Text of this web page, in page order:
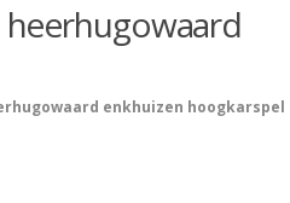
enkhuizen hoogkarspel